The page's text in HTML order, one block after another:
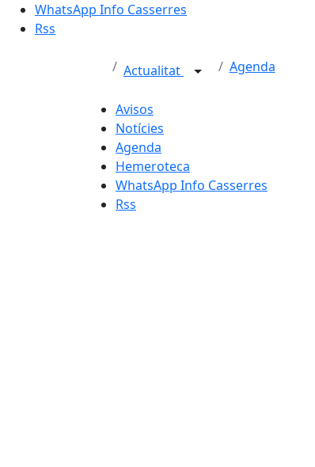
WhatsApp Info Casserres
Rss
Actualitat Agenda
Avisos
Notícies
Agenda
Hemeroteca
WhatsApp Info Casserres
Rss